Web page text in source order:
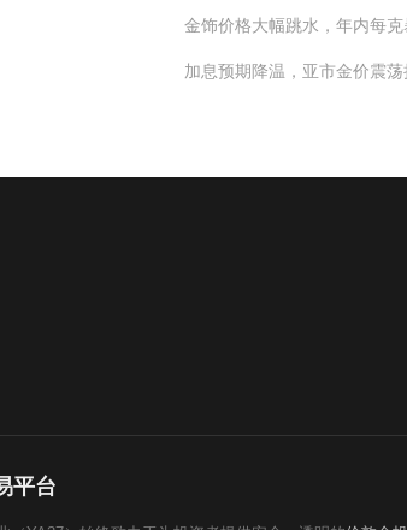
金饰价格大幅跳水，年内每
加息预期降温，亚市金价震
平台